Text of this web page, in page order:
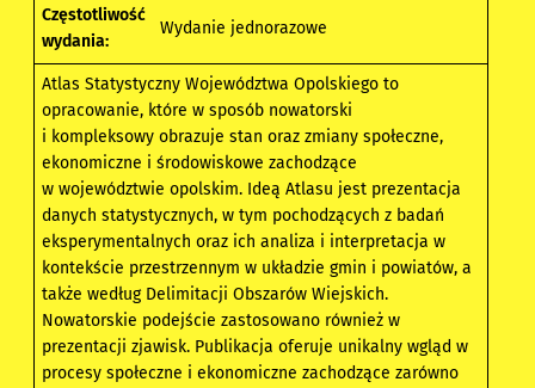
Częstotliwość
wydania:
Wydanie jednorazowe
Atlas Statystyczny Województwa Opolskiego to
opracowanie, które w sposób nowatorski
i kompleksowy obrazuje stan oraz zmiany społeczne,
ekonomiczne i środowiskowe zachodzące
w województwie opolskim. Ideą Atlasu jest prezentacja
danych statystycznych, w tym pochodzących z badań
eksperymentalnych oraz ich analiza i interpretacja w
kontekście przestrzennym w układzie gmin i powiatów, a
także według Delimitacji Obszarów Wiejskich.
Nowatorskie podejście zastosowano również w
prezentacji zjawisk. Publikacja oferuje unikalny wgląd w
procesy społeczne i ekonomiczne zachodzące zarówno